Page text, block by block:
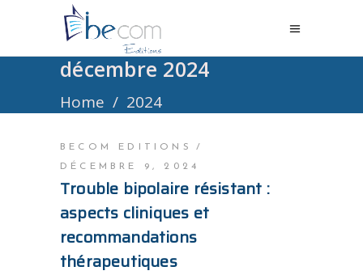
décembre 2024
Home / 2024
BECOM EDITIONS
DÉCEMBRE 9, 2024
Trouble bipolaire résistant :
aspects cliniques et
recommandations
thérapeutiques